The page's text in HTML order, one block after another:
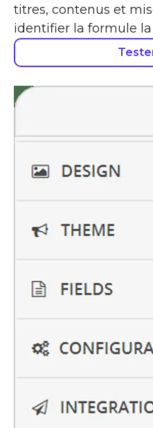
titres, contenus et
identifier la formule